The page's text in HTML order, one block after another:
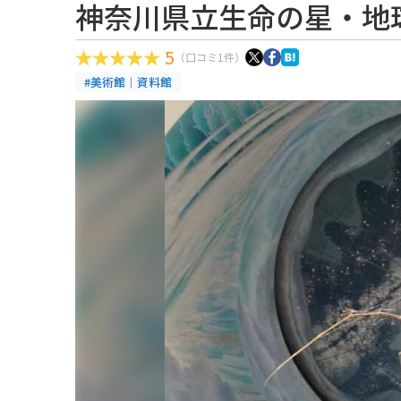
神奈川県立生命の星・地
5 （口コミ1件）
#美術館｜資料館